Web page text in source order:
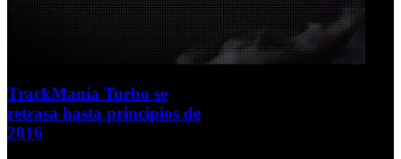
TrackMania Turbo se
retrasa hasta principios de
2016